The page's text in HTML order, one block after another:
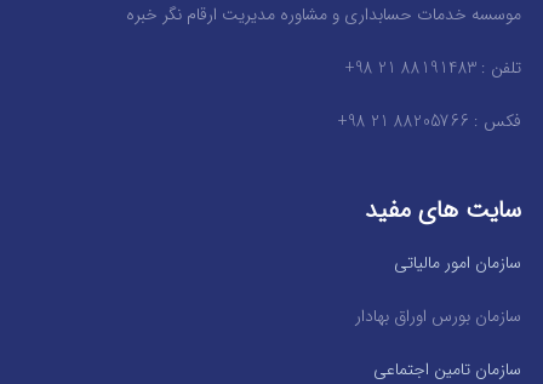
موسسه خدمات حسابداری و مشاوره مدیریت ارقام نگر خبره
تلفن : 88191483 21 98+
فکس : 88205766 21 98+
سایت های مفید
سازمان امور مالیاتی
سازمان بورس اوراق بهادار
سازمان تامین اجتماعی